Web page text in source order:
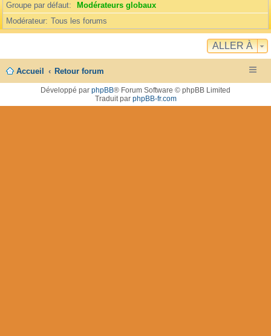
Groupe par défaut
Modérateurs globaux
Modérateur Tous les forums
ALLER À
Accueil Retour forum
Développé par phpBB® Forum Software © phpBB Limited
Traduit par phpBB-fr.com